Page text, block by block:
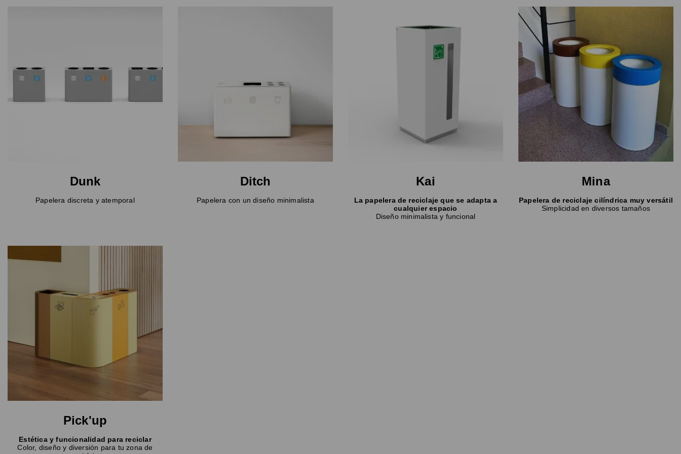
Dunk
Papelera discreta y atemporal
Ditch
Papelera con un diseño minimalista
Kai
La papelera de reciclaje que se adapta a
cualquier espacio
Diseño minimalista y funcional
Mina
Papelera de reciclaje cilíndrica muy versátil
Simplicidad en diversos tamaños
Pick'up
Estética y funcionalidad para reciclar
Color, diseño y diversión para tu zona de